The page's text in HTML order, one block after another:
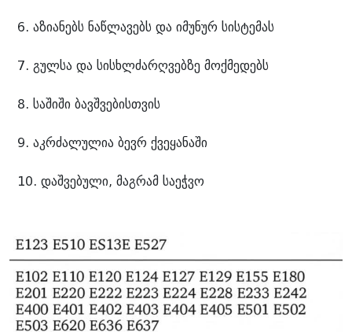
აზიანებს ნაწლავებს და იმუნურ სისტემას
გულსა და სისხლძარღვებზე მოქმედებს
საშიში ბავშვებისთვის
აკრძალულია ბევრ ქვეყანაში
დაშვებული, მაგრამ საეჭვო